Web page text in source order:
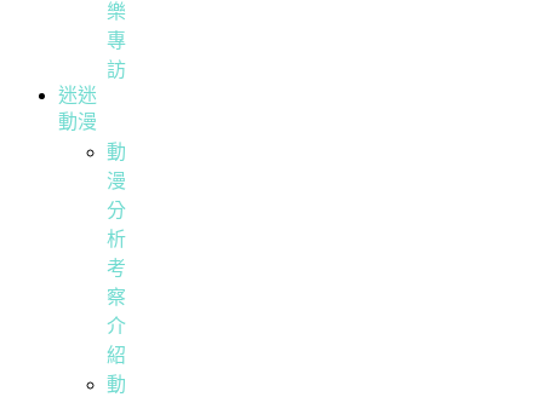
樂
專
訪
迷迷
動漫
動
漫
分
析
考
察
介
紹
動